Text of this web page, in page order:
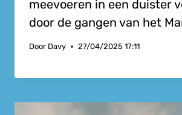
meevoeren in een duister
door de gangen van het
Door Davy 27/04/2025 17:11